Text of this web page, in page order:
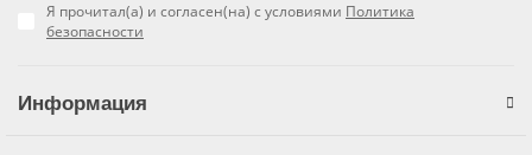
Я прочитал(а) и согласен(на) с условиями Политика
безопасности
Информация